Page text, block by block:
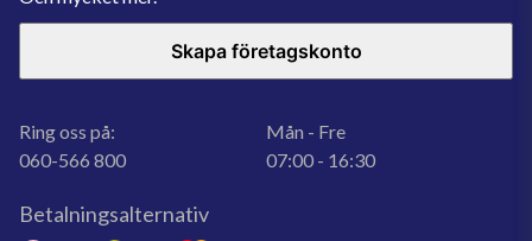
Skapa företagskonto
Ring oss på:
060-566 800
Mån - Fre
07:00 - 16:30
Betalningsalternativ